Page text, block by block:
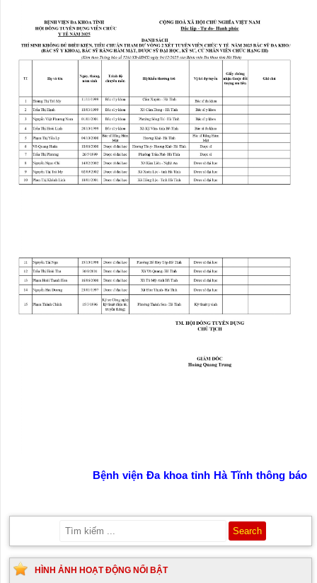
Bệnh viện Đa khoa tỉnh Hà Tĩnh thông báo
HÌNH ẢNH HOẠT ĐỘNG NỔI BẬT